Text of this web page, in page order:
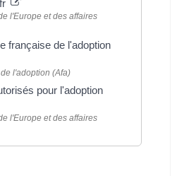
l'Europe et des affaires
française de l'adoption
l'adoption (Afa)
pour l'adoption
l'Europe et des affaires